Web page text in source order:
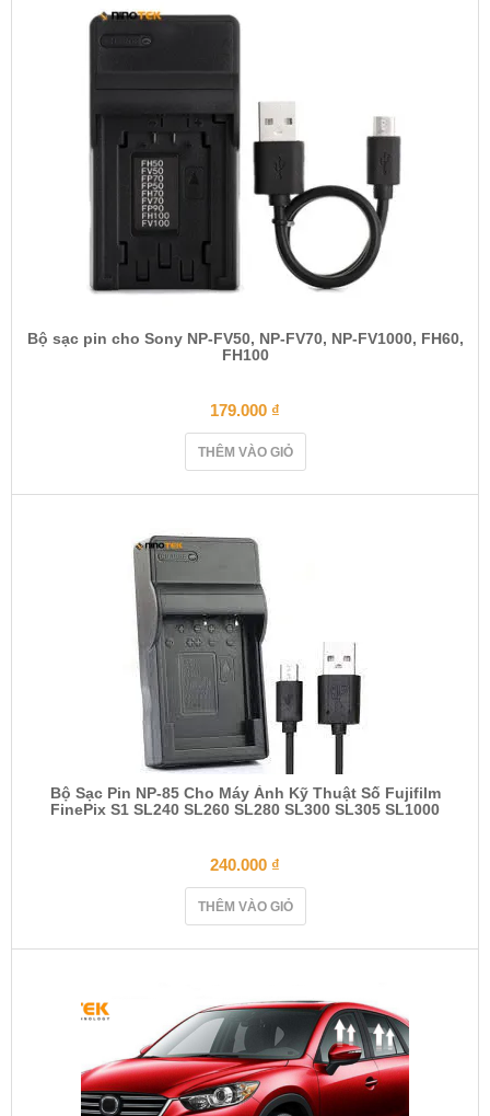
Bộ sạc pin cho Sony NP-FV50, NP-FV70, NP-FV1000, FH60,
FH100
179.000 ₫
THÊM VÀO GIỎ
Bộ Sạc Pin NP-85 Cho Máy Ảnh Kỹ Thuật Số Fujifilm
FinePix S1 SL240 SL260 SL280 SL300 SL305 SL1000
240.000 ₫
THÊM VÀO GIỎ